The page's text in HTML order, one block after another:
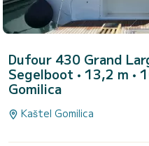
Dufour 430 Grand
Segelboot • 13,2 m •
Gomilica
Kaštel Gomilica